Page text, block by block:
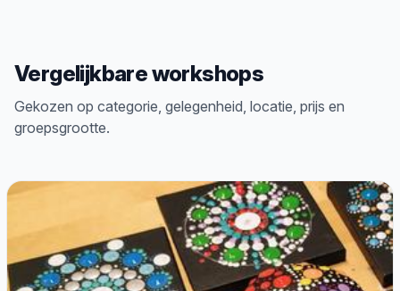
Vergelijkbare workshops
Gekozen op categorie, gelegenheid, locatie, prijs en
groepsgrootte.